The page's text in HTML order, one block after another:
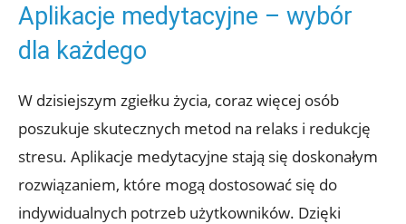
Aplikacje medytacyjne – wybór
dla każdego
W dzisiejszym zgiełku życia, coraz więcej osób
poszukuje skutecznych metod na relaks i redukcję
stresu. Aplikacje medytacyjne stają się doskonałym
rozwiązaniem, które mogą dostosować się do
indywidualnych potrzeb użytkowników. Dzięki